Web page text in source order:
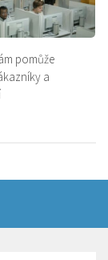
pomůže
a